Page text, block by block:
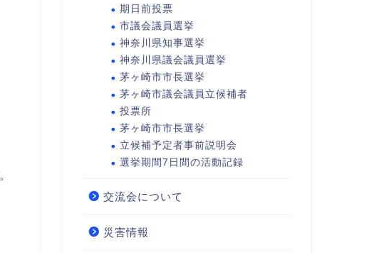
期日前投票
市議会議員選挙
神奈川県知事選挙
神奈川県議会議員選挙
茅ヶ崎市市長選挙
茅ヶ崎市議会議員立候補者
投票所
茅ヶ崎市市長選挙
立候補予定者事前説明会
選挙期間7日間の活動記録
交流会について
災害情報